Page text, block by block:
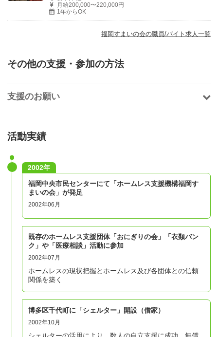
月給200,000〜220,000円
1年からOK
福岡すまいの会の職員/バイト求人一覧
その他の支援・参加の方法
支援のお願い
活動実績
2002年
福岡中央市民センターにて「ホームレス支援機構福岡す
まいの会」が発足
2002年06月
既存のホームレス支援団体「おにぎりの会」「衣類バン
ク」や「医療相談」活動に参加
2002年07月
ホームレスの現状把握とホームレス及び各団体との信頼
関係を築く
博多区千代町に「シェルター」開設（借家）
2002年10月